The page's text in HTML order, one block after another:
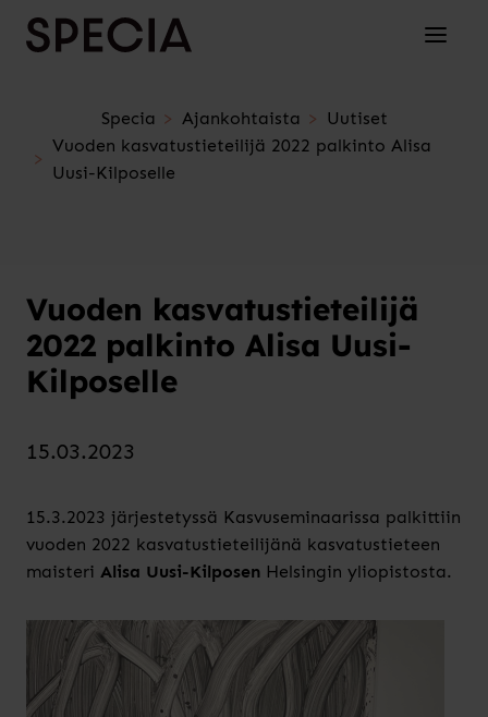
Siirry sisältöön Avaa/
Specia Ajankohtaista
Uutiset
Vuoden kasvatustieteilijä 2022 palkinto Alisa
Uusi-Kilposelle
Vuoden kasvatustieteilijä
2022 palkinto Alisa Uusi-
Kilposelle
15.03.2023
15.3.2023 järjestetyssä Kasvuseminaarissa palkittiin
vuoden 2022 kasvatustieteilijänä kasvatustieteen
maisteri Alisa Uusi-Kilposen Helsingin yliopistosta.